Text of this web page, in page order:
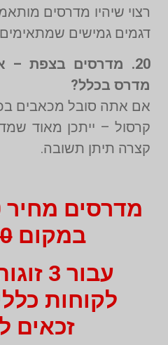
רצוי שיהיו מדרסים
דגמים גמישים שמתאימים
20. מדרסים בצפת –
מדרס בכלל?
אם אתה סובל מכאבים
קרסול – ייתכן מאוד
קצרה תיתן תשובה.
במקום
עבור 3 זוגות מדרסים
לקוחות
זכאים